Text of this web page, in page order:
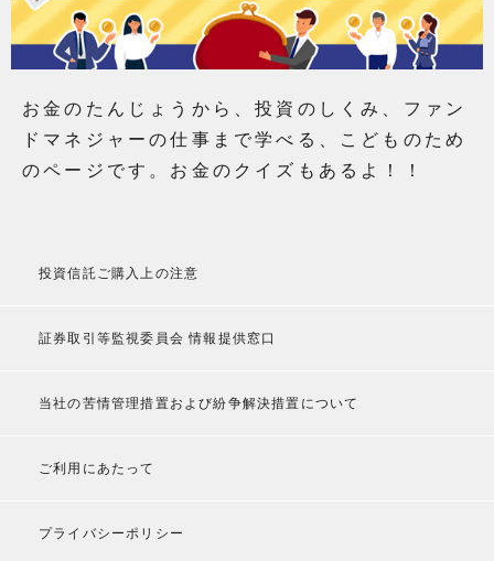
お金のたんじょうから、投資のしくみ、ファン
ドマネジャーの仕事まで学べる、こどものため
のページです。お金のクイズもあるよ！！
投資信託ご購入上の注意
証券取引等監視委員会 情報提供窓口
当社の苦情管理措置および紛争解決措置について
ご利用にあたって
プライバシーポリシー